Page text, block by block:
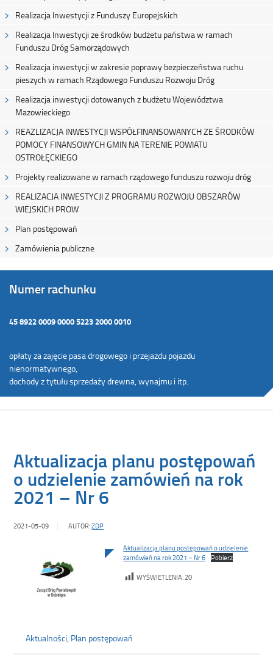
Realizacja Inwestycji z Funduszy Europejskich
Realizacja Inwestycji ze środków budżetu państwa w ramach
Funduszu Dróg Samorządowych
Realizacja inwestycji w zakresie poprawy bezpieczeństwa ruchu
pieszych w ramach Rządowego Funduszu Rozwoju Dróg
Realizacja inwestycji dotowanych z budżetu Województwa
Mazowieckiego
REAZLIZACJA INWESTYCJI WSPÓŁFINANSOWANYCH ZE ŚRODKÓW
POMOCY FINANSOWYCH GMIN NA TERENIE POWIATU
OSTROŁĘCKIEGO
Projekty realizowane w ramach rządowego funduszu rozwoju dróg
REALIZACJA INWESTYCJI Z PROGRAMU ROZWOJU OBSZARÓW
WIEJSKICH PROW
Plan postępowań
Zamówienia publiczne
Numer rachunku
45 8922 0009 0000 5223 2000 0010
opłaty za zajęcie pasa drogowego i przejazdu pojazdu
nienormatywnego,
dochody z tytułu sprzedaży drewna, wynajmu i itp.
Aktualizacja planu postępowań
o udzielenie zamówień na rok
2021 – Nr 6
2021-05-09 AUTOR:ZDP
Aktualizacja planu postępowań o udzielenie
zamówień na rok 2021 – Nr 6
Pobierz
WYŚWIETLENIA:20
Aktualności, Plan postępowań